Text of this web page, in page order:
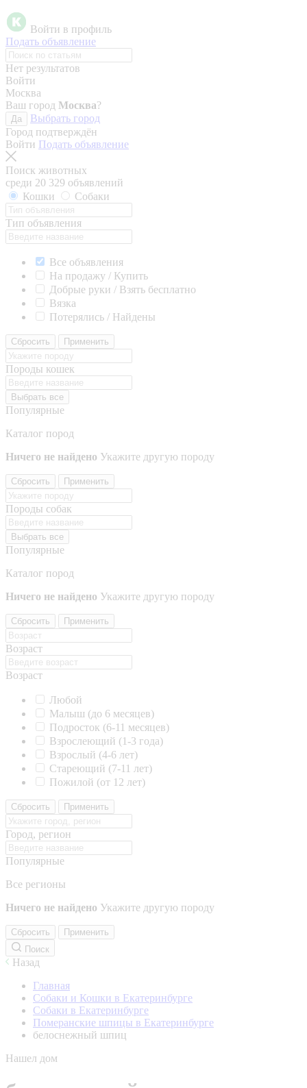
Войти в профиль
Подать объявление
Нет результатов
Войти
Москва
Ваш город Москва?
Да
Выбрать город
Город подтверждён
Войти Подать объявление
Поиск животных
среди 20 329 объявлений
Кошки
Собаки
Тип объявления
Все объявления
На продажу / Купить
Добрые руки / Взять бесплатно
Вязка
Потерялись / Найдены
Сбросить Применить
Породы кошек
Выбрать все
Популярные
Каталог пород
Ничего не найдено Укажите другую породу
Сбросить Применить
Породы собак
Выбрать все
Популярные
Каталог пород
Ничего не найдено Укажите другую породу
Сбросить Применить
Возраст
Возраст
Любой
Малыш (до 6 месяцев)
Подросток (6-11 месяцев)
Взрослеющий (1-3 года)
Взрослый (4-6 лет)
Стареющий (7-11 лет)
Пожилой (от 12 лет)
Сбросить Применить
Город, регион
Популярные
Все регионы
Ничего не найдено Укажите другую породу
Сбросить
Применить
Поиск
Назад
Главная
Собаки и Кошки в Екатеринбурге
Собаки в Екатеринбурге
Померанские шпицы в Екатеринбурге
белоснежный шпиц
Нашел дом